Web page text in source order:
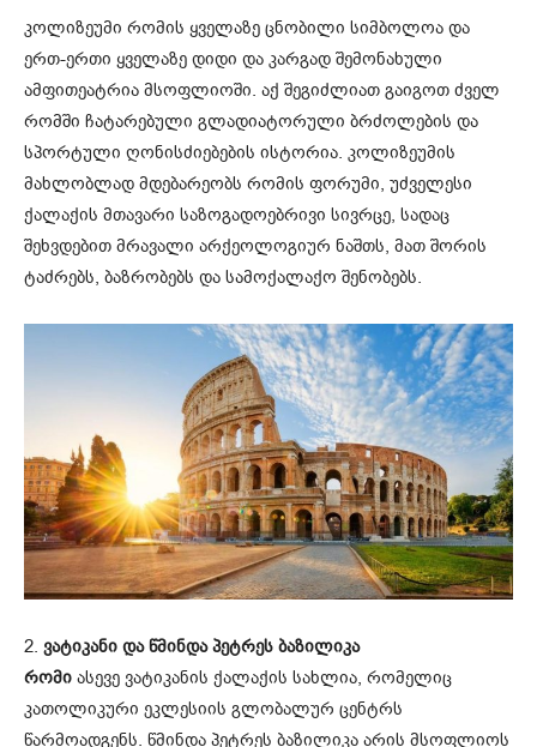
კოლიზეუმი რომის ყველაზე ცნობილი სიმბოლოა და
ერთ-ერთი ყველაზე დიდი და კარგად შემონახული
ამფითეატრია მსოფლიოში. აქ შეგიძლიათ გაიგოთ ძველ
რომში ჩატარებული გლადიატორული ბრძოლების და
სპორტული ღონისძიებების ისტორია. კოლიზეუმის
მახლობლად მდებარეობს რომის ფორუმი, უძველესი
ქალაქის მთავარი საზოგადოებრივი სივრცე, სადაც
შეხვდებით მრავალი არქეოლოგიურ ნაშთს, მათ შორის
ტაძრებს, ბაზრობებს და სამოქალაქო შენობებს.
2. ვატიკანი და წმინდა პეტრეს ბაზილიკა
რომი ასევე ვატიკანის ქალაქის სახლია, რომელიც
კათოლიკური ეკლესიის გლობალურ ცენტრს
წარმოადგენს. წმინდა პეტრეს ბაზილიკა არის მსოფლიოს